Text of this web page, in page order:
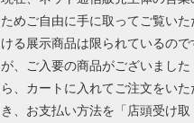
ためご自由に手に取ってご覧いた
ける展示商品は限られているので
が、ご入要の商品がございました
ら、カートに入れてご注文をいた
き、お支払い方法を「店頭受け取